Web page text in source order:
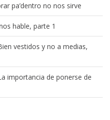
pa’dentro no nos sirve
hable, parte 1
vestidos y no a medias,
importancia de ponerse de